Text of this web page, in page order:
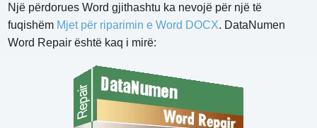
Një përdorues Word gjithashtu ka nevojë për një të
fuqishëm Mjet për riparimin e Word DOCX. DataNumen
Word Repair është kaq i mirë: